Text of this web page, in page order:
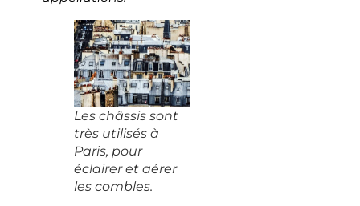
Les châssis sont
très utilisés à
Paris, pour
éclairer et aérer
les combles.